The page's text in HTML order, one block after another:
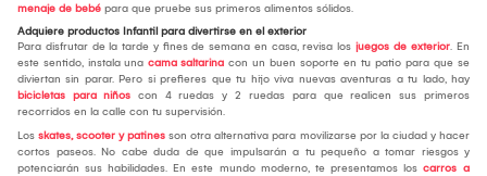
menaje de bebé para que pruebe sus primeros alimentos sólidos.
Adquiere productos Infantil para divertirse en el exterior
Para disfrutar de la tarde y fines de semana en casa, revisa los juegos de exterior. En
este sentido, instala una cama saltarina con un buen soporte en tu patio para que se
diviertan sin parar. Pero si prefieres que tu hijo viva nuevas aventuras a tu lado, hay
bicicletas para niños con 4 ruedas y 2 ruedas para que realicen sus primeros
recorridos en la calle con tu supervisión.
Los skates, scooter y patines son otra alternativa para movilizarse por la ciudad y hacer
cortos paseos. No cabe duda de que impulsarán a tu pequeño a tomar riesgos y
potenciarán sus habilidades. En este mundo moderno, te presentamos los carros a